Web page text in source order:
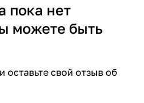
пока нет
можете быть
оставьте свой отзыв об